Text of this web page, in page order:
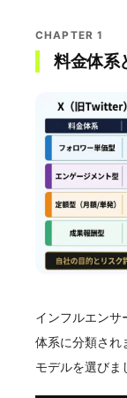
CHAPTER 1
料金体系
インフルエンサ
体系に分類され
モデルを選びま